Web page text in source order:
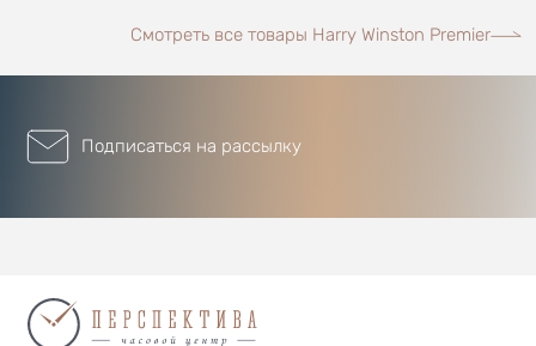
Смотреть все товары Harry Winston Premier
Подписаться на рассылку